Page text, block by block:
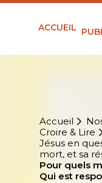
ACCUEIL
Accueil
Croire & Lire
Jésus en
mort, et sa
Pour quels
Qui est